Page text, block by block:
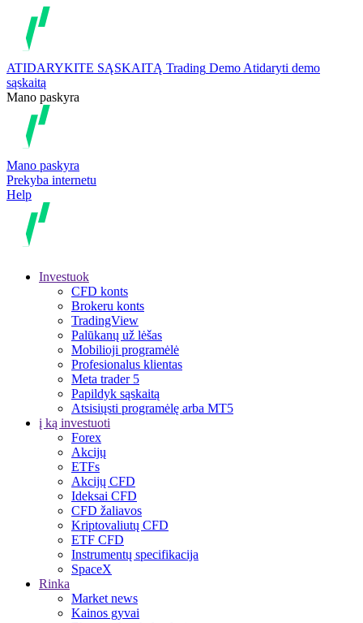
ATIDARYKITE SĄSKAITĄ Trading Demo Atidaryti demo
sąskaitą
Mano paskyra
Mano paskyra
Prekyba internetu
Help
Investuok
CFD konts
Brokeru konts
TradingView
Palūkanų už lėšas
Mobilioji programėlė
Profesionalus klientas
Meta trader 5
Papildyk sąskaitą
Atsisiųsti programėlę arba MT5
į ką investuoti
Forex
Akcijų
ETFs
Akcijų CFD
Ideksai CFD
CFD žaliavos
Kriptovaliutų CFD
ETF CFD
Instrumentų specifikacija
SpaceX
Rinka
Market news
Kainos gyvai